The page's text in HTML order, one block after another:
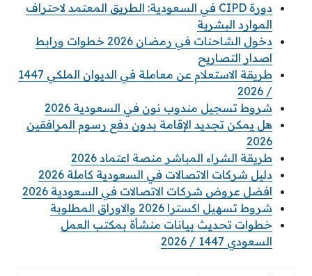
دورة CIPD في السعودية: الطريق المعتمد لاحتراف
الموارد البشرية
دخول الشاحنات في رمضان 2026 خطوات ورابط
اصدار التصاريح
طريقة الاستعلام عن معاملة في الديوان الملكي 1447
/ 2026
شروط تسجيل مندوب نون في السعودية 2026
هل يمكن تجديد الإقامة بدون دفع رسوم المرافقين
2026
طريقة الشراء المباشر منصة اعتماد 2026
دليل شركات الاتصالات في السعودية كاملة 2026
افضل عروض شركات الاتصالات في السعودية 2026
شروط تسهيل اكسترا 2026 والاوراق المطلوبة
خطوات تحديث بيانات منشأة بمكتب العمل
السعودي 1447 / 2026